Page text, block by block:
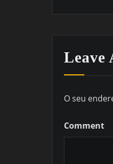
Leave
O seu
Comment